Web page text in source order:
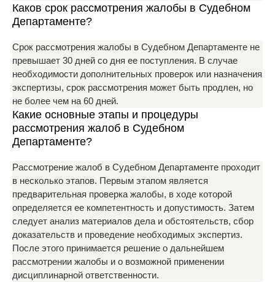
Каков срок рассмотрения жалобы в Судебном
Департаменте?
Срок рассмотрения жалобы в Судебном Департаменте не
превышает 30 дней со дня ее поступления. В случае
необходимости дополнительных проверок или назначения
экспертизы, срок рассмотрения может быть продлен, но
не более чем на 60 дней.
Какие основные этапы и процедуры
рассмотрения жалоб в Судебном
Департаменте?
Рассмотрение жалоб в Судебном Департаменте проходит
в несколько этапов. Первым этапом является
предварительная проверка жалобы, в ходе которой
определяется ее компетентность и допустимость. Затем
следует анализ материалов дела и обстоятельств, сбор
доказательств и проведение необходимых экспертиз.
После этого принимается решение о дальнейшем
рассмотрении жалобы и о возможной применении
дисциплинарной ответственности.